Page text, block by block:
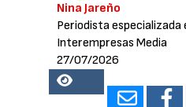
Nina Jareño
Periodista especializada
Interempresas Media
27/07/2026
13528